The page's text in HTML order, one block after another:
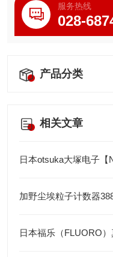
服务热线
028-
产品分类
相关文章
日本otsuka大塚电子【